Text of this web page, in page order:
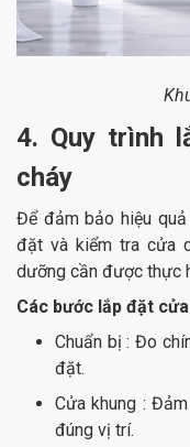
4. Quy trình
cháy
Để đảm bảo hiệu
đặt và kiểm tra cửa
dưỡng cần được thực
Các bước lắp đặt
Chuẩn bị : Đo
đặt.
Cửa khung :
đúng vị trí.